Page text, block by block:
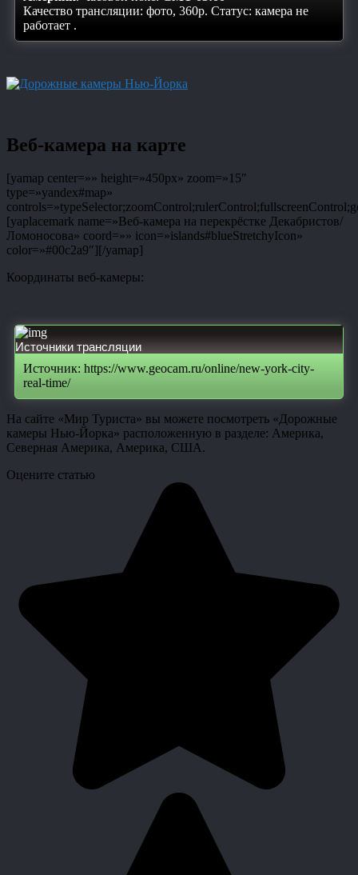
Качество трансляции: фото, 360p. Статус: камера не
работает .
Веб-камера на карте
[yamap center=»» height=»450px» zoom=»15″
type=»yandex#map»
[yaplacemark name=»Веб-камера на перекрёстке Декабристов/
Ломоносова» coord=»» icon=»islands#blueStretchyIcon»
color=»#00c2a9″][/yamap]
Координаты веб-камеры:
Источники трансляции
Источник: https://www.geocam.ru/online/new-york-city-
real-time/
На сайте «Мир Туриста» вы можете посмотреть «Дорожные
камеры Нью-Йорка» расположенную в разделе: Америка,
Северная Америка, Америка, США.
Оцените статью